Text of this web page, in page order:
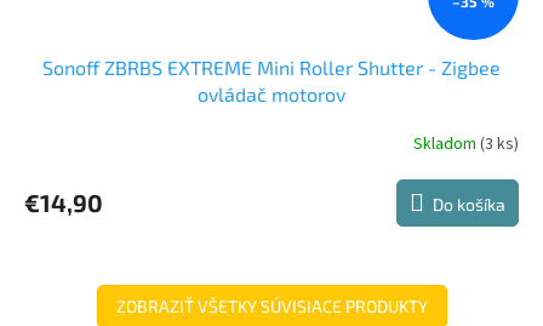
Sonoff ZBRBS EXTREME Mini Roller Shutter - Zigbee
ovládač motorov
Skladom (3 ks)
€14,90 Do košíka
ZOBRAZIŤ VŠETKY SÚVISIACE PRODUKTY